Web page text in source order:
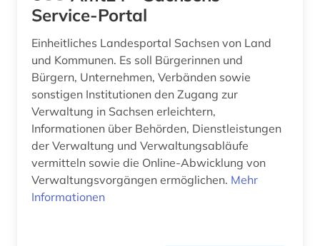
Service-Portal
Einheitliches Landesportal Sachsen von Land
und Kommunen. Es soll Bürgerinnen und
Bürgern, Unternehmen, Verbänden sowie
sonstigen Institutionen den Zugang zur
Verwaltung in Sachsen erleichtern,
Informationen über Behörden, Dienstleistungen
der Verwaltung und Verwaltungsabläufe
vermitteln sowie die Online-Abwicklung von
Verwaltungsvorgängen ermöglichen. Mehr
Informationen